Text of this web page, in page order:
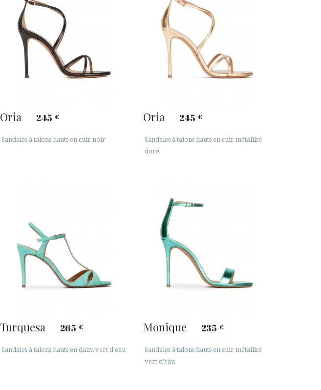
Oria 245 €
Sandales à talons hauts en cuir noir
Oria 245 €
Sandales à talons hauts en cuir métallisé
doré
Turquesa 265 €
Sandales à talons hauts en daim vert d'eau
Monique 235 €
Sandales à talons hauts en cuir métallisé
vert d'eau